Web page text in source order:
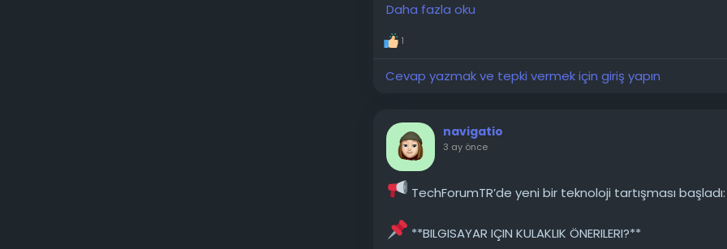
Ryzen 7 3700X vardı ve her zaman sorunsuz
buldum. Mükemmel görünüyordu, pinler düzgündü ve
───────────────
https://techforum.tr/threads/6544/
#ryzen#5950x
Daha fazla oku
1
Cevap yazmak ve tepki vermek için giriş yapın
navigatio
3 ay önce
TechForumTR’de yeni bir teknoloji tartışması başladı:
**BILGISAYAR IÇIN KULAKLIK ÖNERILERI?**